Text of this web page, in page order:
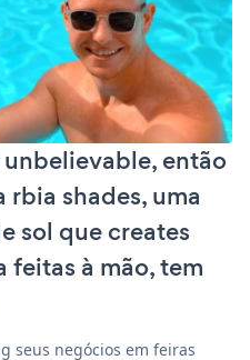
então
rbia shades, uma
sol que creates
feitas à mão, tem
seus negócios em feiras